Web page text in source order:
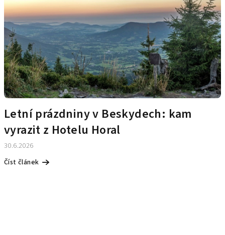
Letní prázdniny v Beskydech: kam
vyrazit z Hotelu Horal
30.6.2026
Číst článek